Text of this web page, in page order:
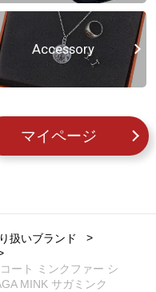
Accessory
マイページ
扱いブランド
ート ミンクファー シ
MINK サガミンク